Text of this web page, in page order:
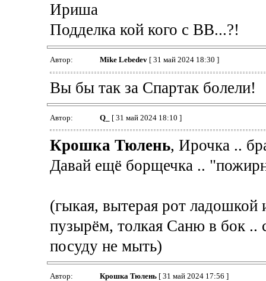
Ириша
Подделка кой кого с ВВ...?!
Автор: Mike Lebedev[ 31 май 2024 18:30 ]
Вы бы так за Спартак болели!
Автор: Q_ [ 31 май 2024 18:10 ]
Крошка Тюлень, Ирочка ..
Давай ещё борщечка ..
(гыкая, вытерая рот ладошкой
пузырём, толкая Саню в бок ..
посуду не мыть)
Автор: Крошка Тюлень[ 31 май 2024 17:56 ]